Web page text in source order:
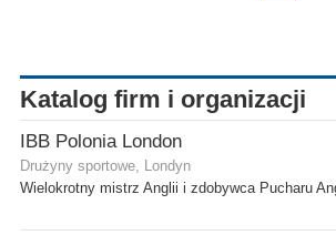
Katalog firm i organizacji
IBB Polonia London
Drużyny sportowe, Londyn
Wielokrotny mistrz Anglii i zdobywca Pucharu